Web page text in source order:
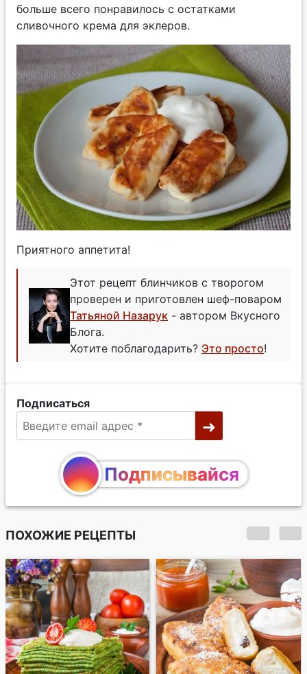
больше всего понравилось с остатками
сливочного крема для эклеров.
Приятного аппетита!
Этот рецепт блинчиков с творогом
проверен и приготовлен шеф-поваром
Татьяной Назарук - автором Вкусного
Блога.
Хотите поблагодарить? Это просто!
Подписаться
Подписывайся
ПОХОЖИЕ РЕЦЕПТЫ
Ватрушки с
творогом